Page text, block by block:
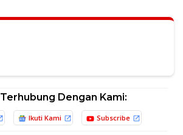
Dengan Kami:
Ikuti Kami Subscribe